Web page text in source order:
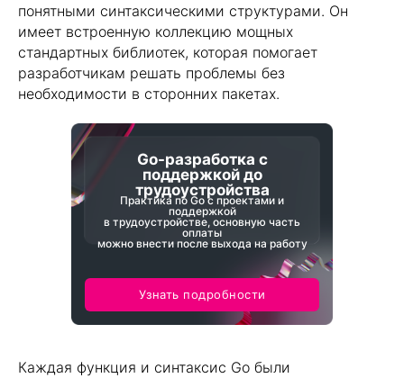
понятными синтаксическими структурами. Он
имеет встроенную коллекцию мощных
стандартных библиотек, которая помогает
разработчикам решать проблемы без
необходимости в сторонних пакетах.
Практика по Go с проектами и
поддержкой
в трудоустройстве, основную часть
оплаты
можно внести после выхода на работу
Узнать подробности
Go-разработка с
поддержкой до
трудоустройства
Каждая функция и синтаксис Go были